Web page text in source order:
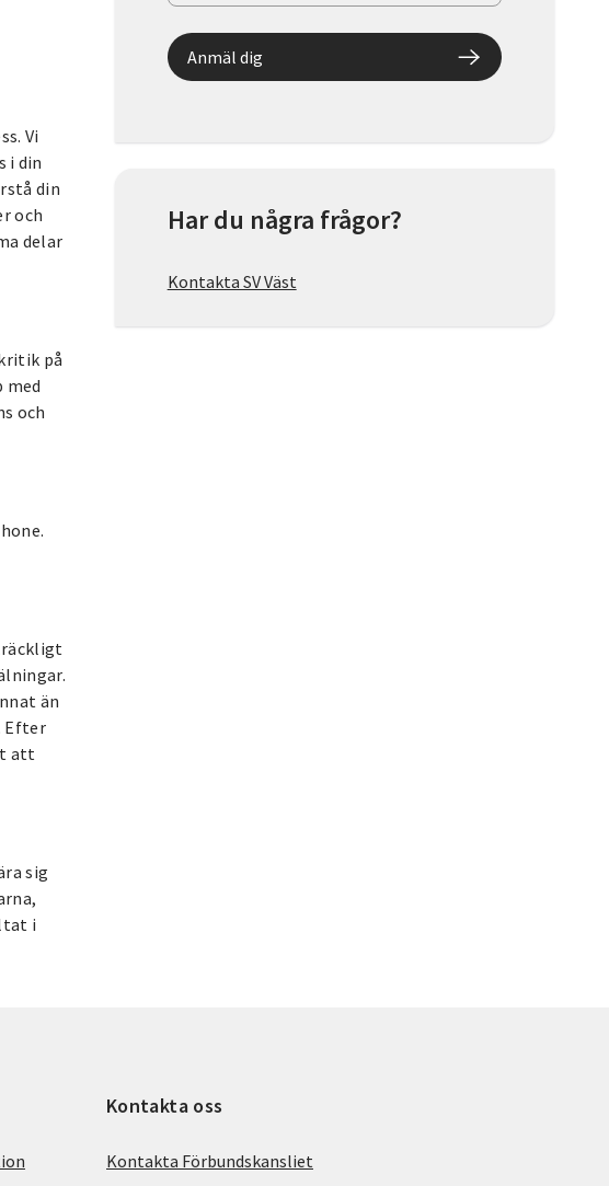
Vi
i din
din
och
delar
på
med
och
än
Efter
att
sig
i
Anmäl dig
Har du några frågor?
Kontakta SV Väst
Kontakta oss
Kontakta Förbundskansliet